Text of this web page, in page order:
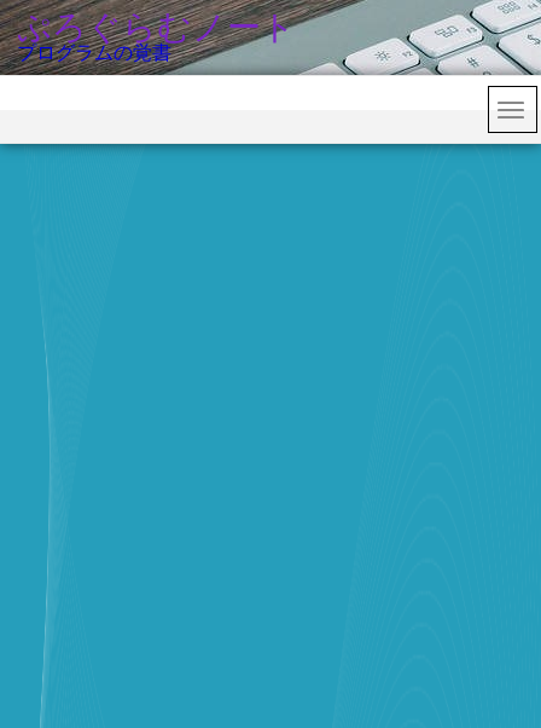
ぷろぐらむノート
プログラムの覚書